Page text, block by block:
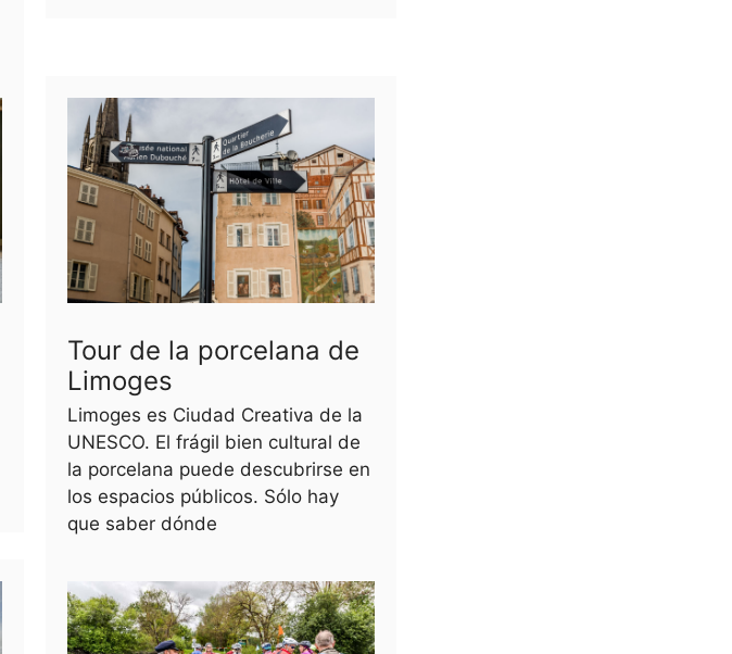
Tour de la porcelana de
Limoges
Limoges es Ciudad Creativa de la
UNESCO. El frágil bien cultural de
la porcelana puede descubrirse en
los espacios públicos. Sólo hay
que saber dónde